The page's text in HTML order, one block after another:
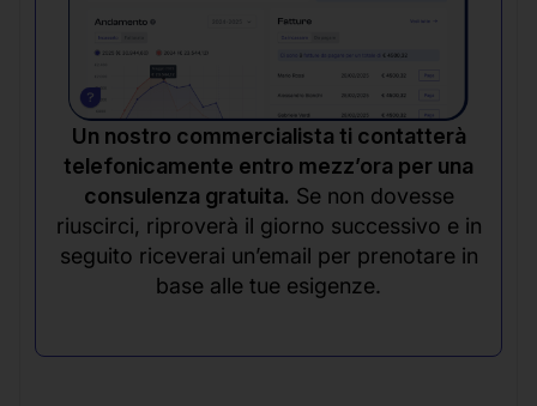
Un nostro commercialista ti contatterà
telefonicamente entro mezz’ora per una
consulenza gratuita. Se non dovesse
riuscirci, riproverà il giorno successivo e in
seguito riceverai un’email per prenotare in
base alle tue esigenze.